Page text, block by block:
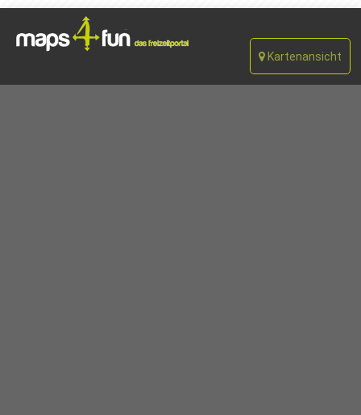
Kartenansicht